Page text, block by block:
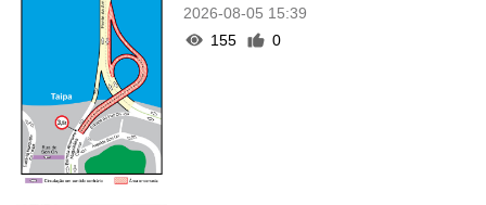
2026-08-05 15:39
155
0